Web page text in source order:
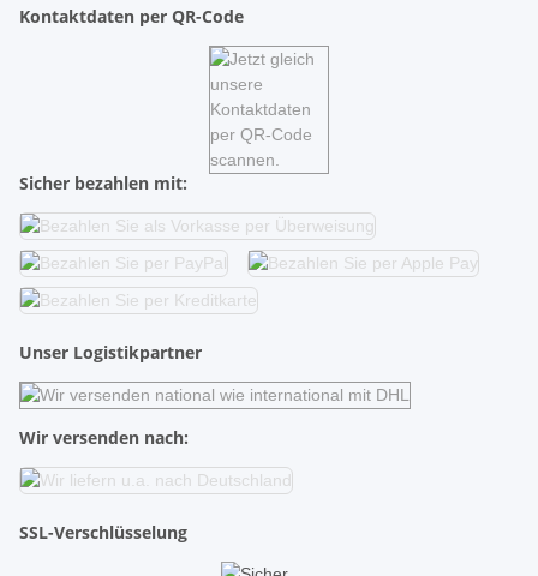
Kontaktdaten per QR-Code
Sicher bezahlen mit:
Unser Logistikpartner
Wir versenden nach:
SSL-Verschlüsselung